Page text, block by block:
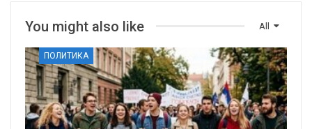
All
You might also like
ПОЛИТИКА